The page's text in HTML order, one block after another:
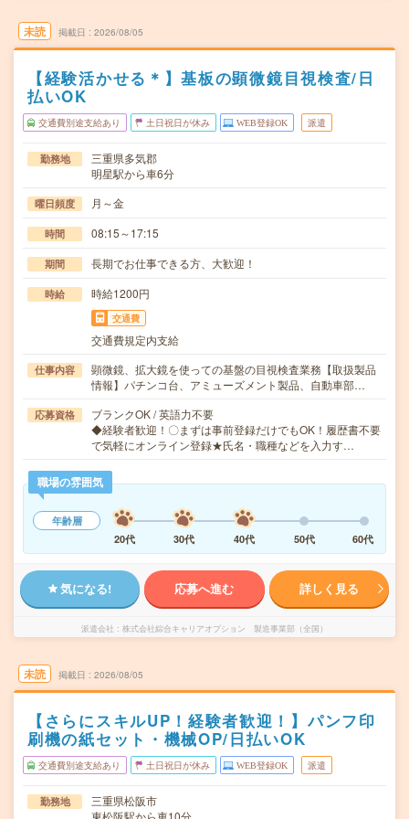
未読 掲載日 2026/08/05
【経験活かせる＊】基板の顕微鏡目視検査/日
払いOK
交通費別途支給あり 土日祝日が休み WEB登録OK 派遣
勤務地
三重県多気郡
明星駅から車6分
曜日頻度 月～金
時間 08:15～17:15
期間 長期でお仕事できる方、大歓迎！
時給 時給1200円
交通費
交通費規定内支給
仕事内容
顕微鏡、拡大鏡を使っての基盤の目視検査業務【取扱製品
情報】パチンコ台、アミューズメント製品、自動車部…
応募資格
ブランクOK / 英語力不要
◆経験者歓迎！〇まずは事前登録だけでもOK！履歴書不要
で気軽にオンライン登録★氏名・職種などを入力す…
職場の雰囲気
年齢層
20代
30代 40代 50代 60代
気になる! 応募へ進む 詳しく見る
派遣会社 株式会社綜合キャリアオプション 製造事業部（全国）
未読 掲載日 2026/08/05
【さらにスキルUP！経験者歓迎！】パンフ印
刷機の紙セット・機械OP/日払いOK
交通費別途支給あり 土日祝日が休み WEB登録OK 派遣
勤務地
三重県松阪市
東松阪駅から車10分